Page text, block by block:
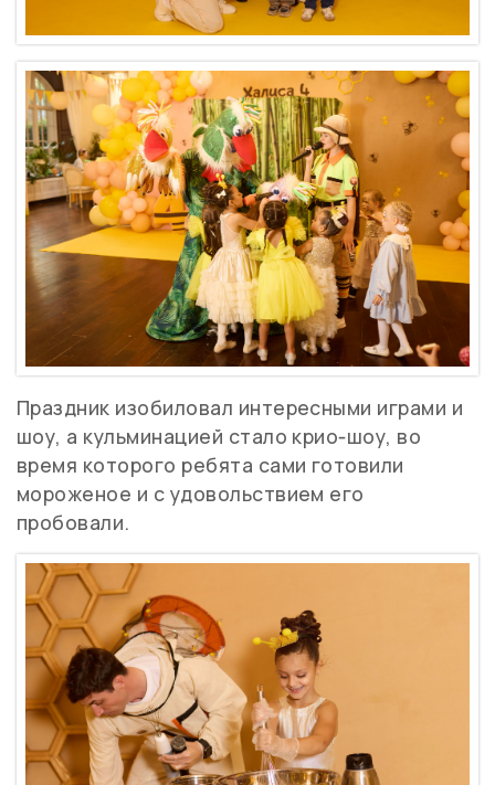
Праздник изобиловал интересными играми и
шоу, а кульминацией стало крио‑шоу, во
время которого ребята сами готовили
мороженое и с удовольствием его
пробовали.